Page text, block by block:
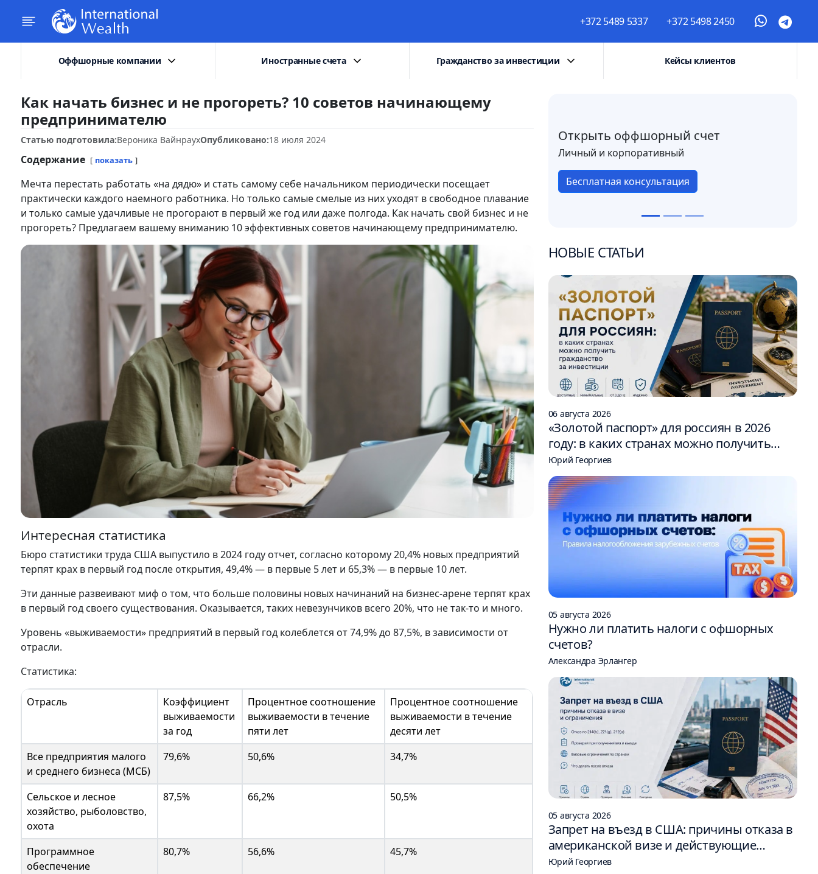
+372 5489 5337 +372 5498 2450
Оффшорные компании Иностранные счета Гражданство за инвестиции Кейсы клиентов
Как начать бизнес и не прогореть? 10 советов начинающему
предпринимателю
Статью подготовила:Вероника ВайнраухОпубликовано:18 июля 2024
Содержание показать
Мечта перестать работать «на дядю» и стать самому себе начальником периодически посещает
практически каждого наемного работника. Но только самые смелые из них уходят в свободное плавание
и только самые удачливые не прогорают в первый же год или даже полгода. Как начать свой бизнес и не
прогореть? Предлагаем вашему вниманию 10 эффективных советов начинающему предпринимателю.
Интересная статистика
Бюро статистики труда США выпустило в 2024 году отчет, согласно которому 20,4% новых предприятий
терпят крах в первый год после открытия, 49,4% — в первые 5 лет и 65,3% — в первые 10 лет.
Эти данные развеивают миф о том, что больше половины новых начинаний на бизнес-арене терпят крах
в первый год своего существования. Оказывается, таких невезунчиков всего 20%, что не так-то и много.
Уровень «выживаемости» предприятий в первый год колеблется от 74,9% до 87,5%, в зависимости от
отрасли.
Статистика:
Отрасль
Коэффициент
выживаемости
за год
Процентное соотношение
выживаемости в течение
пяти лет
Процентное соотношение
выживаемости в течение
десяти лет
Все предприятия малого
и среднего бизнеса (МСБ)
79,6% 50,6% 34,7%
Сельское и лесное
хозяйство, рыболовство,
охота
87,5% 66,2% 50,5%
Программное
обеспечение
80,7% 56,6% 45,7%
Открыть оффшорный счет
Личный и корпоративный
Бесплатная консультация
НОВЫЕ СТАТЬИ
06 августа 2026
«Золотой паспорт» для россиян в 2026
году: в каких странах можно получить
гражданство за инвестиции
Юрий Георгиев
05 августа 2026
Нужно ли платить налоги с офшорных
счетов?
Александра Эрлангер
05 августа 2026
Запрет на въезд в США: причины отказа в
американской визе и действующие
ограничения
Юрий Георгиев